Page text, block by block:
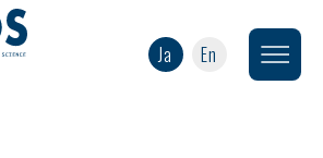
Ja En